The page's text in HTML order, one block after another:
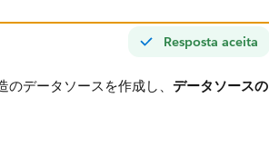
Resposta aceita
データソースを作成し、 データソースの